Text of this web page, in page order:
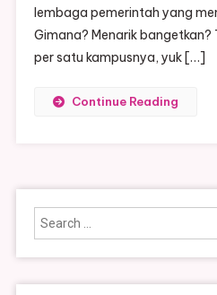
lembaga pemerintah yang
Gimana? Menarik
per satu kampusnya, yuk […]
Continue Reading